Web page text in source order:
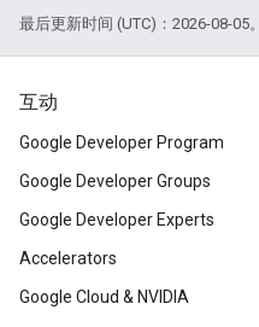
最后更新时间 (UTC)：2026-08-05。
互动
Google Developer Program
Google Developer Groups
Google Developer Experts
Accelerators
Google Cloud & NVIDIA